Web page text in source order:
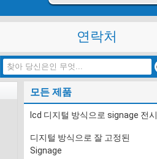
연락처
모든 제품
lcd 디지털 방식으로 signage 전시
디지털 방식으로 잘 고정된
Signage